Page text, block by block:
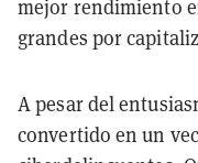
mejor rendimiento
grandes por
A pesar del
convertido en un